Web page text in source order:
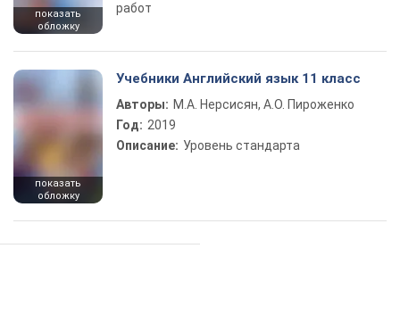
показать
обложку
работ
показать
обложку
Учебники Английский язык 11 класс
Авторы: М.А. Нерсисян, А.О. Пироженко
Год: 2019
Описание: Уровень стандарта